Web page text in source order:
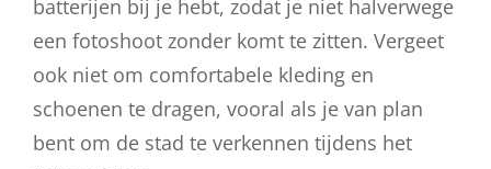
batterijen bij je hebt, zodat je niet halverwege
een fotoshoot zonder komt te zitten. Vergeet
ook niet om comfortabele kleding en
schoenen te dragen, vooral als je van plan
bent om de stad te verkennen tijdens het